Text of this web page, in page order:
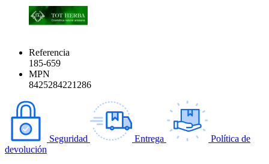
Referencia
185-659
MPN
8425284221286
Seguridad Entrega
Política de
devolución